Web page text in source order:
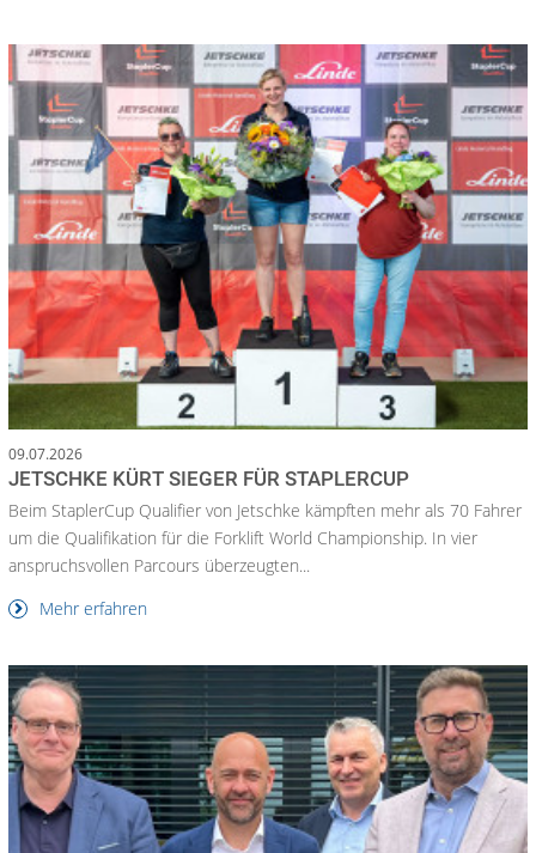
09.07.2026
JETSCHKE KÜRT SIEGER FÜR STAPLERCUP
Beim StaplerCup Qualifier von Jetschke kämpften mehr als 70 Fahrer
um die Qualifikation für die Forklift World Championship. In vier
anspruchsvollen Parcours überzeugten...
Mehr erfahren